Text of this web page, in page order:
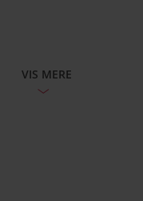
VIS MERE